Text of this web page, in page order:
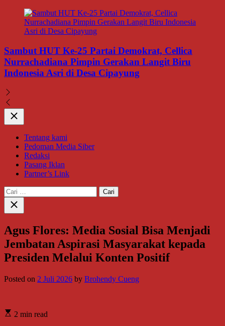
Sambut HUT Ke-25 Partai Demokrat, Cellica
Nurrachadiana Pimpin Gerakan Langit Biru
Indonesia Asri di Desa Cipayung
Close
Tentang kami
Pedoman Media Siber
Redaksi
Pasang Iklan
Partner’s Link
Cari
untuk:
Close
search
Agus Flores: Media Sosial Bisa Menjadi
Jembatan Aspirasi Masyarakat kepada
Presiden Melalui Konten Positif
Posted on 2 Juli 2026 by Brohendy Cueng
2 min read